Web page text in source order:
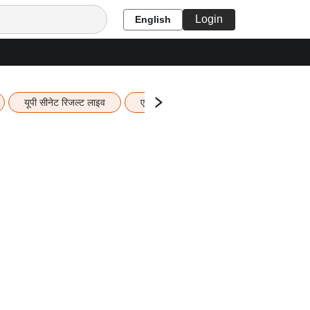
English Login
यूपी सीनेट रिजल्ट लाइव एचबीएसई 12वीं का रिजल्ट लाइव